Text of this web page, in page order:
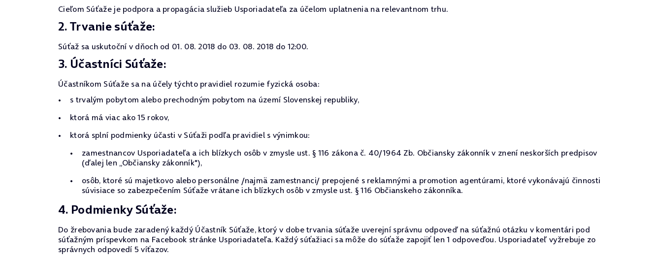
Cieľom Súťaže je podpora a propagácia služieb Usporiadateľa za účelom uplatnenia na relevantnom trhu.
2. Trvanie súťaže:
Súťaž sa uskutoční v dňoch od 01. 08. 2018 do 03. 08. 2018 do 12:00.
3. Účastníci Súťaže:
Účastníkom Súťaže sa na účely týchto pravidiel rozumie fyzická osoba:
s trvalým pobytom alebo prechodným pobytom na území Slovenskej republiky,
ktorá má viac ako 15 rokov,
ktorá splní podmienky účasti v Súťaži podľa pravidiel s výnimkou:
zamestnancov Usporiadateľa a ich blízkych osôb v zmysle ust. § 116 zákona č. 40/1964 Zb. Občiansky zákonník v znení neskorších predpisov
(ďalej len „Občiansky zákonník"),
osôb, ktoré sú majetkovo alebo personálne /najmä zamestnanci/ prepojené s reklamnými a promotion agentúrami, ktoré vykonávajú činnosti
súvisiace so zabezpečením Súťaže vrátane ich blízkych osôb v zmysle ust. § 116 Občianskeho zákonníka.
4. Podmienky Súťaže:
Do žrebovania bude zaradený každý Účastník Súťaže, ktorý v dobe trvania súťaže uverejní správnu odpoveď na súťažnú otázku v komentári pod
súťažným príspevkom na Facebook stránke Usporiadateľa. Každý súťažiaci sa môže do súťaže zapojiť len 1 odpoveďou. Usporiadateľ vyžrebuje zo
správnych odpovedí 5 víťazov.